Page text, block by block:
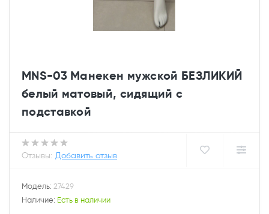
MNS-03 Манекен мужской БЕЗЛИКИЙ
белый матовый, сидящий с
подставкой
Отзывы: Добавить отзыв
Модель: 27429
Наличие: Есть в наличии